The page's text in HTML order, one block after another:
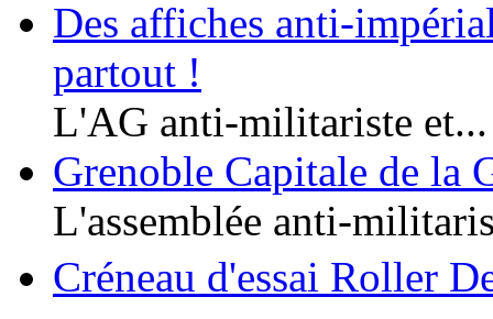
Des affiches anti-
partout !
L'AG anti-militariste et...
Grenoble Capitale de la
L'assemblée anti-
Créneau d'essai Roller